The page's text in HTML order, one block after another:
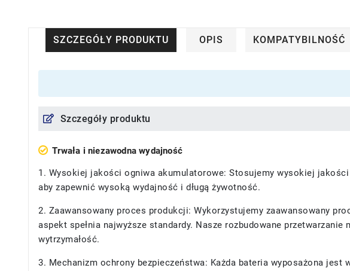
SZCZEGÓŁY PRODUKTU OPIS KOMPATYBILNOŚĆ
Szczegóły produktu
Trwała i niezawodna wydajność
1. Wysokiej jakości ogniwa akumulatorowe: Stosujemy wysokiej
aby zapewnić wysoką wydajność i długą żywotność.
2. Zaawansowany proces produkcji: Wykorzystujemy zaawansowany
aspekt spełnia najwyższe standardy. Nasze rozbudowane
wytrzymałość.
3. Mechanizm ochrony bezpieczeństwa: Każda bateria wyposażona jest